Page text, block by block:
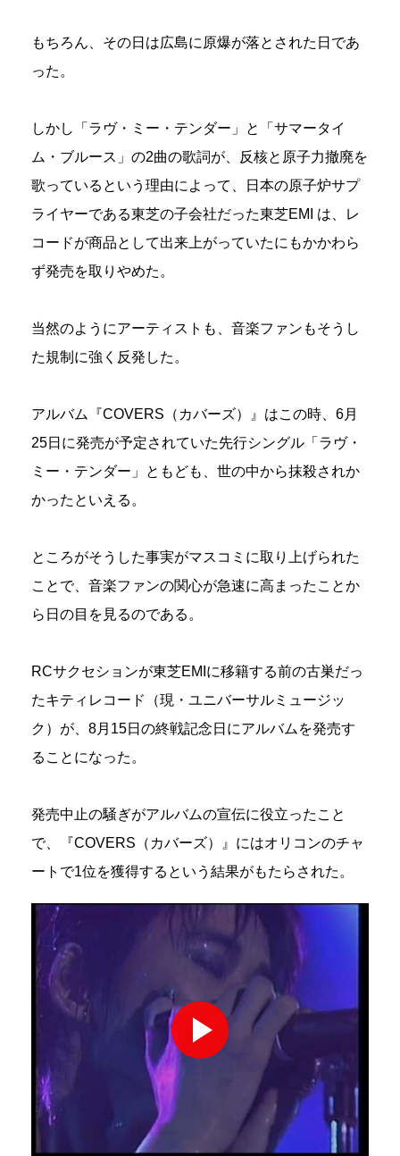
もちろん、その日は広島に原爆が落とされた日であ
った。
しかし「ラヴ・ミー・テンダー」と「サマータイ
ム・ブルース」の2曲の歌詞が、反核と原子力撤廃を
歌っているという理由によって、日本の原子炉サプ
ライヤーである東芝の子会社だった東芝EMI は、レ
コードが商品として出来上がっていたにもかかわら
ず発売を取りやめた。
当然のようにアーティストも、音楽ファンもそうし
た規制に強く反発した。
アルバム『COVERS（カバーズ）』はこの時、6月
25日に発売が予定されていた先行シングル「ラヴ・
ミー・テンダー」ともども、世の中から抹殺されか
かったといえる。
ところがそうした事実がマスコミに取り上げられた
ことで、音楽ファンの関心が急速に高まったことか
ら日の目を見るのである。
RCサクセションが東芝EMIに移籍する前の古巣だっ
たキティレコード（現・ユニバーサルミュージッ
ク）が、8月15日の終戦記念日にアルバムを発売す
ることになった。
発売中止の騒ぎがアルバムの宣伝に役立ったこと
で、『COVERS（カバーズ）』にはオリコンのチャ
ートで1位を獲得するという結果がもたらされた。